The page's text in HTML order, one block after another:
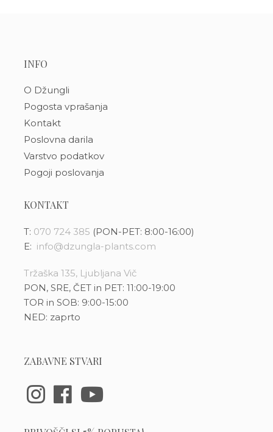
INFO
O Džungli
Pogosta vprašanja
Kontakt
Poslovna darila
Varstvo podatkov
Pogoji poslovanja
KONTAKT
T: 070 724 385 (PON-PET: 8:00-16:00)
E: info@dzungla-plants.com
Tržaška 135, Ljubljana Vič
PON, SRE, ČET in PET: 11:00-19:00
TOR in SOB: 9:00-15:00
NED: zaprto
ZABAVNE STVARI